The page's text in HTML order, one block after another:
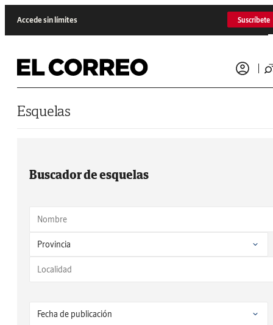
Accede sin límites Suscríbete
Esquelas
Buscador de esquelas